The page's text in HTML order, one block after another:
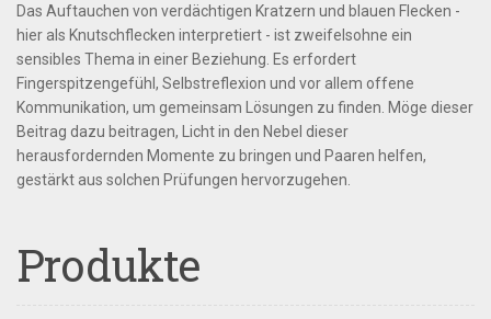
Das Auftauchen von verdächtigen Kratzern und blauen Flecken -
hier als Knutschflecken interpretiert - ist zweifelsohne ein
sensibles Thema in einer Beziehung. Es erfordert
Fingerspitzengefühl, Selbstreflexion und vor allem offene
Kommunikation, um gemeinsam Lösungen zu finden. Möge dieser
Beitrag dazu beitragen, Licht in den Nebel dieser
herausfordernden Momente zu bringen und Paaren helfen,
gestärkt aus solchen Prüfungen hervorzugehen.
Produkte